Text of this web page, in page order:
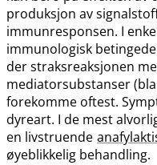
produksjon av
immunresponsen. I
immunologisk
der straksreaksjonen
mediatorsubstanser
forekomme oftest.
dyreart. I de mest
en livstruende
øyeblikkelig behandling.